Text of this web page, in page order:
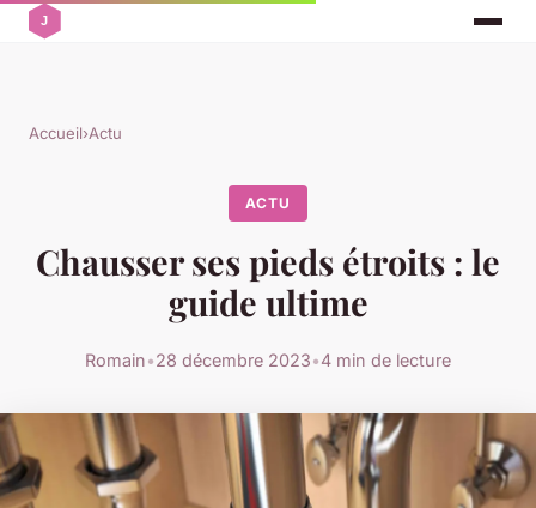
Accueil›Actu
ACTU
Chausser ses pieds étroits : le
guide ultime
Romain•28 décembre 2023•4 min de lecture